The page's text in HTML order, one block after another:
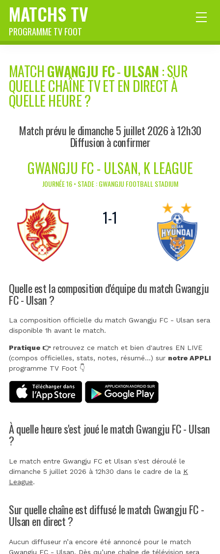
MATCHS TV
PROGRAMME TV FOOT
MATCHGWANGJU FC-ULSAN: SUR
QUELLE CHAÎNE TV ET EN DIRECT À
QUELLE HEURE ?
Match prévu le dimanche 5 juillet 2026 à 12h30
Diffusion à confirmer
GWANGJU FC - ULSAN, K LEAGUE
JOURNÉE 16 • STADE : GWANGJU FOOTBALL STADIUM
1-1
Quelle est la composition d'équipe du match Gwangju
FC - Ulsan ?
La composition officielle du match Gwangju FC - Ulsan sera
disponible 1h avant le match.
Pratique 👉retrouvez ce match et bien d'autres EN LIVE
(compos officielles, stats, notes, résumé...) sur notre APPLI
programme TV Foot 👇
À quelle heure s'est joué le match Gwangju FC - Ulsan
?
Le match entre Gwangju FC et Ulsan s'est déroulé le
dimanche 5 juillet 2026 à 12h30 dans le cadre de la K
League.
Sur quelle chaîne est diffusé le match Gwangju FC -
Ulsan en direct ?
Aucun diffuseur n’a encore été annoncé pour le match
Gwangju FC - Ulsan. Dès qu’une chaîne de télévision sera